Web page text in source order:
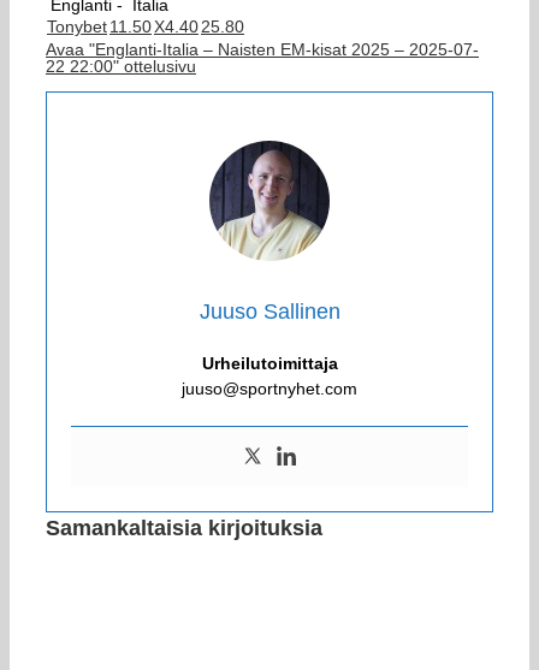
Englanti -
Italia
Tonybet11.50X4.4025.80
Avaa "Englanti-Italia – Naisten EM-kisat 2025 – 2025-07-
22 22:00" ottelusivu
Juuso Sallinen
Urheilutoimittaja
juuso@sportnyhet.com
Samankaltaisia kirjoituksia